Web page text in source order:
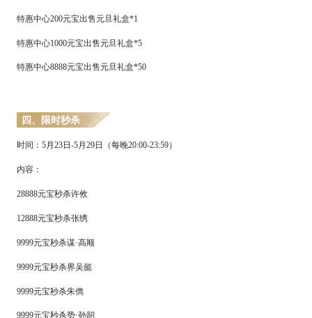
特惠中心200元宝出售元旦礼盒*1
特惠中心1000元宝出售元旦礼盒*5
特惠中心8888元宝出售元旦礼盒*50
四、 限时秒杀
时间： 5月23日-5月29日 （每晚20:00-23:59）
内容：
28888元宝秒杀许攸
12888元宝秒杀张绣
9999元宝秒杀谋·高顺
9999元宝秒杀界吴懿
9999元宝秒杀朱儁
9999元宝秒杀势·孙韶